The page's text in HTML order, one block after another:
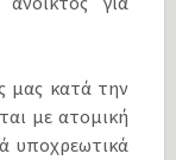
μας κατά την
με ατομική
υποχρεωτικά